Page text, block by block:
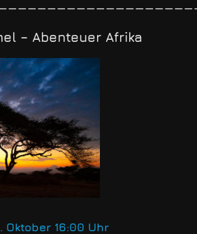
– Abenteuer Afrika
Oktober 16:00 Uhr